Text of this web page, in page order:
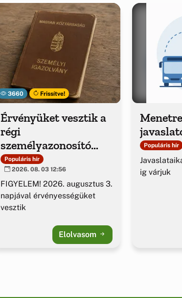
3660 Frissítve!
Érvényüket vesztik a
régi
személyazonosító
igazolványok
Populáris hír
2026. 08. 03 12:56
FIGYELEM! 2026. augusztus 3.
napjával érvényességüket
vesztik
Elolvasom
Populáris hír
ig várjuk